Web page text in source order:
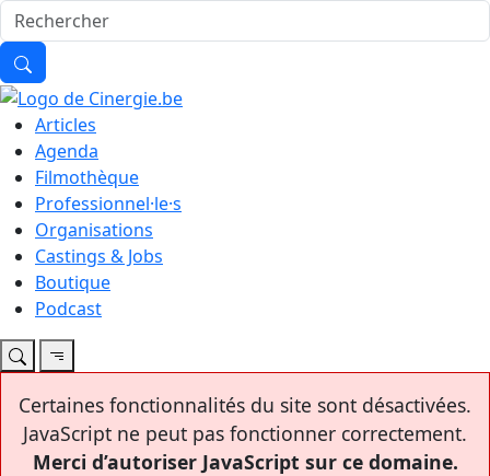
Articles
Agenda
Filmothèque
Professionnel·le·s
Organisations
Castings & Jobs
Boutique
Podcast
Certaines fonctionnalités du site sont désactivées.
JavaScript ne peut pas fonctionner correctement.
Merci d’autoriser JavaScript sur ce domaine.